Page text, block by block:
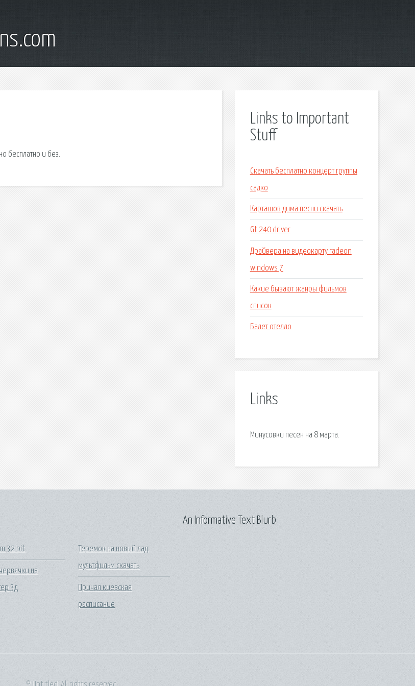
бесплатно и без.
Links to Important
Stuff
Скачать бесплатно концерт группы
садко
Карташов дима песни скачать
Gt 240 driver
Драйвера на видеокарту radeon
windows 7
Какие бывают жанры фильмов
список
Балет отелло
Links
Минусовки песен на 8 марта.
32 bit
на
3д
Теремок на новый лад
мультфильм скачать
Причал киевская
расписание
An Informative Text Blurb